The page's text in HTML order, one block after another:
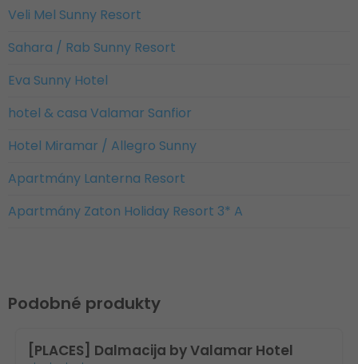
Veli Mel Sunny Resort
Sahara / Rab Sunny Resort
Eva Sunny Hotel
hotel & casa Valamar Sanfior
Hotel Miramar / Allegro Sunny
Apartmány Lanterna Resort
Apartmány Zaton Holiday Resort 3* A
Podobné produkty
[PLACES] Dalmacija by Valamar Hotel